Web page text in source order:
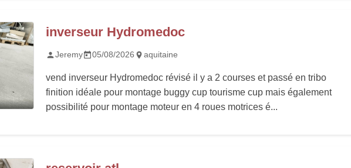
inverseur Hydromedoc
Jeremy 05/08/2026 aquitaine
vend inverseur Hydromedoc révisé il y a 2 courses et passé en tribo
finition idéale pour montage buggy cup tourisme cup mais également
possibilité pour montage moteur en 4 roues motrices é...